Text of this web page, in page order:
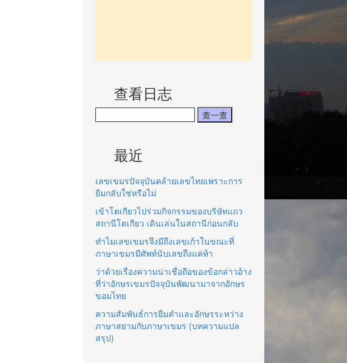
查看日志
最近
เลขเขมรปัจจุบันคล้ายเลขไทยเพราะการ
ยืมกลับใช่หรือไม่
เข้าโตเกียวไปร่วมกิจกรรมของบริษัทแถว
สถานีโตเกียว เดินเล่นในสถานีก่อนกลับ
ทำไมเลขเขมรจึงมีถึงเลขเก้าในขณะที่
ภาษาเขมรมีศัพท์นับเลขถึงแค่ห้า
ว่าด้วยเรื่องความน่าเชื่อถือของข้อกล่าวอ้าง
ที่ว่าอักษรเขมรปัจจุบันพัฒนามาจากอักษร
ขอมไทย
ความสัมพันธ์การยืมคำและอักษรระหว่าง
ภาษาสยามกับภาษาเขมร (บทความแปล
สรุป)